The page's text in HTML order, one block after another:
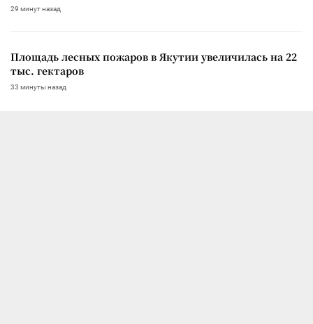
29 минут назад
Площадь лесных пожаров в Якутии увеличилась на 22
тыс. гектаров
33 минуты назад